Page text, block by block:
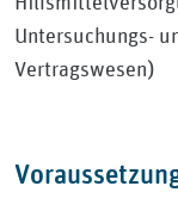
Untersuchungs-
Vertragswesen)